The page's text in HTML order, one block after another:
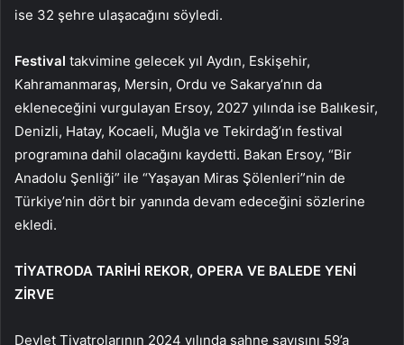
ise 32 şehre ulaşacağını söyledi.
Festival takvimine gelecek yıl Aydın, Eskişehir,
Kahramanmaraş, Mersin, Ordu ve Sakarya’nın da
ekleneceğini vurgulayan Ersoy, 2027 yılında ise Balıkesir,
Denizli, Hatay, Kocaeli, Muğla ve Tekirdağ’ın festival
programına dahil olacağını kaydetti. Bakan Ersoy, “Bir
Anadolu Şenliği” ile “Yaşayan Miras Şölenleri”nin de
Türkiye’nin dört bir yanında devam edeceğini sözlerine
ekledi.
TİYATRODA TARİHİ REKOR, OPERA VE BALEDE YENİ
ZİRVE
Devlet Tiyatrolarının 2024 yılında sahne sayısını 59’a